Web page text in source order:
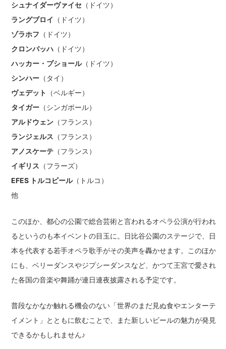
シュナイダーヴァイセ （ドイツ）
ラングブロイ
（ドイツ）
ゾラホフ （ドイツ）
クロンバッハ （ドイツ）
ハッカー・プショール（ドイツ）
シンハー （タイ）
ヴェデット
（ベルギー）
タイガー （シンガポール）
アルドウェン （フランス）
ランジェルス （フランス）
アノスケーテ （フランス）
イギリス （フラーズ）
EFES トルコビール（トルコ）
他
このほか、都心の公園で総合芸術と言われるオペラ公演が行われ
るというのも本イベントの目玉に。日比谷公園のステージで、日
本を代表する若手オペラ歌手がその美声を轟かせます。このほか
にも、ベリーダンスやジプシーダンスなど、かつて王宮で愛され
た各国の音楽や舞踊が連日連夜披露される予定です。
普段なかなか触れる機会のない「世界のまだ見ぬ食やエンターテ
イメント」とともに飲むことで、また新しいビールの魅力が発見
できるかもしれません♪